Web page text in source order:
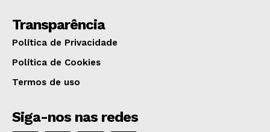
Transparência
Política de Privacidade
Política de Cookies
Termos de uso
Siga-nos nas redes